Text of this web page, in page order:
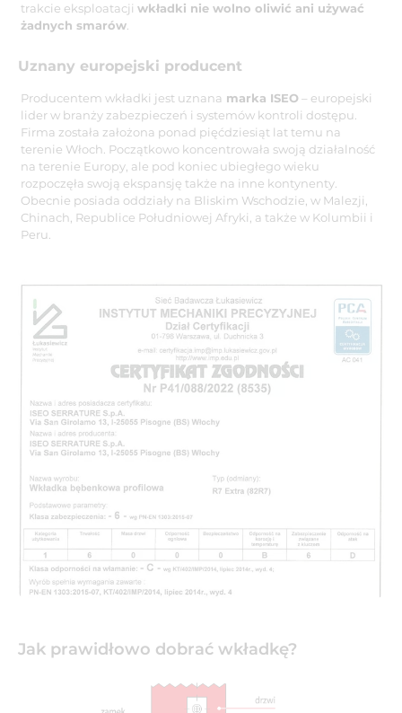
trakcie eksploatacji wkładki nie wolno oliwić ani używać
żadnych smarów.
Uznany europejski producent
Producentem wkładki jest uznana marka ISEO – europejski
lider w branży zabezpieczeń i systemów kontroli dostępu.
Firma została założona ponad pięćdziesiąt lat temu na
terenie Włoch. Początkowo koncentrowała swoją działalność
na terenie Europy, ale pod koniec ubiegłego wieku
rozpoczęła swoją ekspansję także na inne kontynenty.
Obecnie posiada oddziały na Bliskim Wschodzie, w Malezji,
Chinach, Republice Południowej Afryki, a także w Kolumbii i
Peru.
Jak prawidłowo dobrać wkładkę?